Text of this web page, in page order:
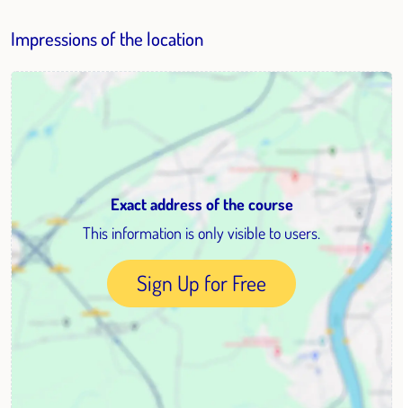
Impressions of the location
Exact address of the course
This information is only visible to users.
Sign Up for Free